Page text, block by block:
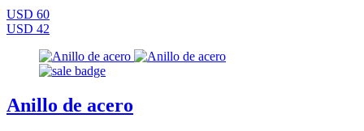
USD 60
USD 42
Anillo de acero